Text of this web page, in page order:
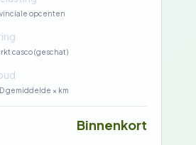
opcenten
casco (geschat)
gemiddelde × km
Binnenkort